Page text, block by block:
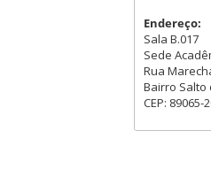
Endereço:
Sala B.017
Sede
Rua
Bairro Salto
CEP: 89065-